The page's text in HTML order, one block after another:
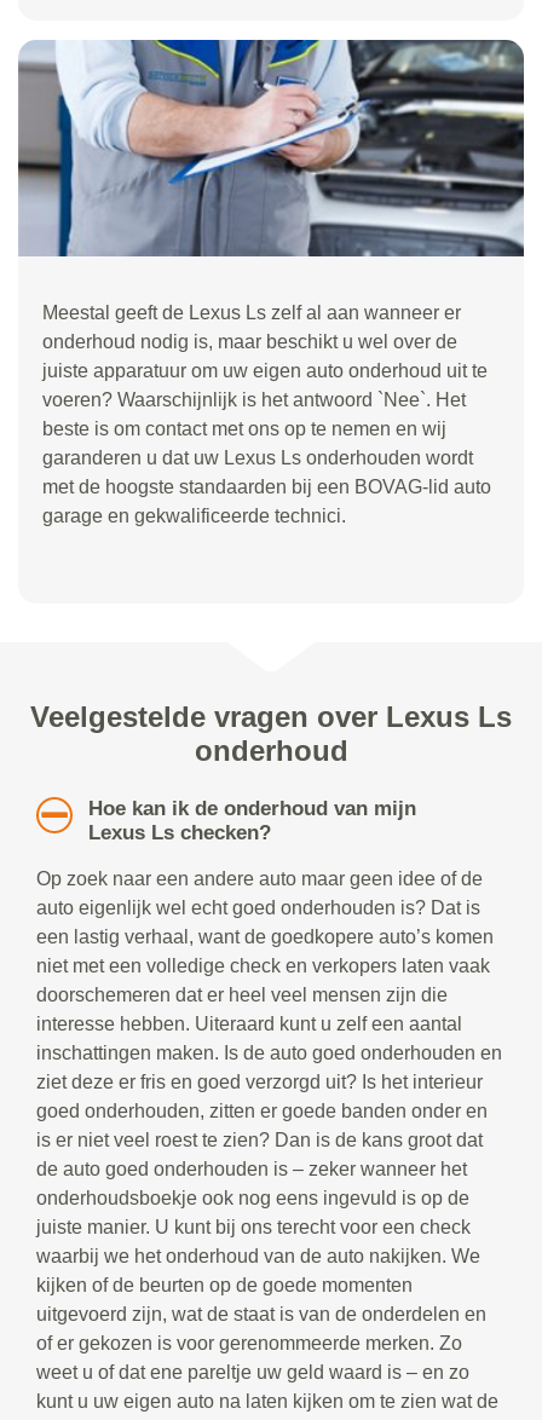
Meestal geeft de Lexus Ls zelf al aan wanneer er
onderhoud nodig is, maar beschikt u wel over de
juiste apparatuur om uw eigen auto onderhoud uit te
voeren? Waarschijnlijk is het antwoord `Nee`. Het
beste is om contact met ons op te nemen en wij
garanderen u dat uw Lexus Ls onderhouden wordt
met de hoogste standaarden bij een BOVAG-lid auto
garage en gekwalificeerde technici.
Veelgestelde vragen over Lexus Ls
onderhoud
Hoe kan ik de onderhoud van mijn
Lexus Ls checken?
Op zoek naar een andere auto maar geen idee of de
auto eigenlijk wel echt goed onderhouden is? Dat is
een lastig verhaal, want de goedkopere auto’s komen
niet met een volledige check en verkopers laten vaak
doorschemeren dat er heel veel mensen zijn die
interesse hebben. Uiteraard kunt u zelf een aantal
inschattingen maken. Is de auto goed onderhouden en
ziet deze er fris en goed verzorgd uit? Is het interieur
goed onderhouden, zitten er goede banden onder en
is er niet veel roest te zien? Dan is de kans groot dat
de auto goed onderhouden is – zeker wanneer het
onderhoudsboekje ook nog eens ingevuld is op de
juiste manier. U kunt bij ons terecht voor een check
waarbij we het onderhoud van de auto nakijken. We
kijken of de beurten op de goede momenten
uitgevoerd zijn, wat de staat is van de onderdelen en
of er gekozen is voor gerenommeerde merken. Zo
weet u of dat ene pareltje uw geld waard is – en zo
kunt u uw eigen auto na laten kijken om te zien wat de